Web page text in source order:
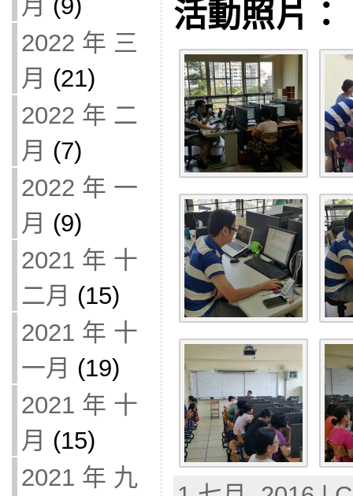
月 (9)
2022 年 三
月 (21)
2022 年 二
月 (7)
2022 年 一
月 (9)
2021 年 十
二月 (15)
2021 年 十
一月 (19)
2021 年 十
月 (15)
2021 年 九
活動照片：